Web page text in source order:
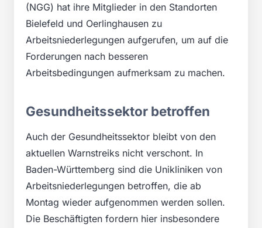
(NGG) hat ihre Mitglieder in den Standorten
Bielefeld und Oerlinghausen zu
Arbeitsniederlegungen aufgerufen, um auf die
Forderungen nach besseren
Arbeitsbedingungen aufmerksam zu machen.
Gesundheitssektor betroffen
Auch der Gesundheitssektor bleibt von den
aktuellen Warnstreiks nicht verschont. In
Baden-Württemberg sind die Unikliniken von
Arbeitsniederlegungen betroffen, die ab
Montag wieder aufgenommen werden sollen.
Die Beschäftigten fordern hier insbesondere